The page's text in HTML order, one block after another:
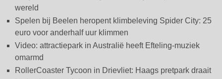
wereld
Spelen bij Beelen heropent klimbeleving Spider City: 25
euro voor anderhalf uur klimmen
Video: attractiepark in Australië heeft Efteling-muziek
omarmd
RollerCoaster Tycoon in Drievliet: Haags pretpark draait